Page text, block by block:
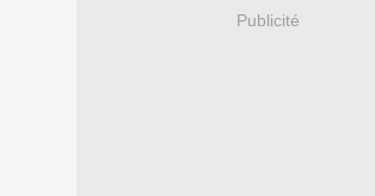
Publicité